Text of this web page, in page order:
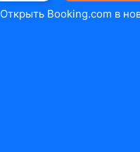
Открыть Booking.com в